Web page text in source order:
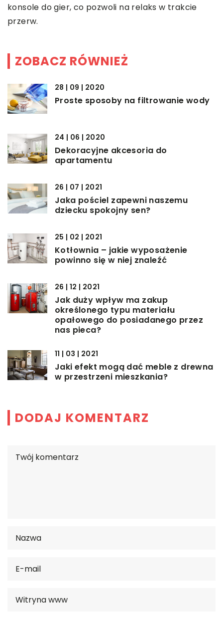
konsole do gier, co pozwoli na relaks w trakcie
przerw.
ZOBACZ RÓWNIEŻ
28 | 09 | 2020
Proste sposoby na filtrowanie wody
24 | 06 | 2020
Dekoracyjne akcesoria do
apartamentu
26 | 07 | 2021
Jaka pościel zapewni naszemu
dziecku spokojny sen?
25 | 02 | 2021
Kotłownia – jakie wyposażenie
powinno się w niej znaleźć
26 | 12 | 2021
Jak duży wpływ ma zakup
określonego typu materiału
opałowego do posiadanego przez
nas pieca?
11 | 03 | 2021
Jaki efekt mogą dać meble z drewna
w przestrzeni mieszkania?
DODAJ KOMENTARZ